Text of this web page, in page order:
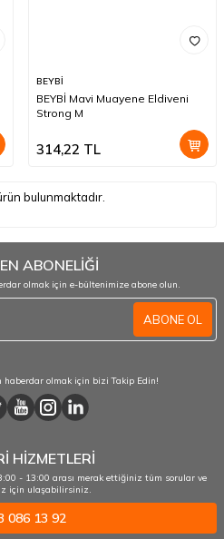
BEYBİ
BEYBİ Mavi Muayene Eldiveni
Strong M
314,22 TL
bulunmaktadır.
ABONELİĞİ
olmak için e-bültenimize abone olun.
ABONE OL
haberdar olmak için bizi Takip Edin!
HİZMETLERİ
- 13:00 arası merak ettiğiniz tüm sorular ve
için ulaşabilirsiniz.
086 13 92